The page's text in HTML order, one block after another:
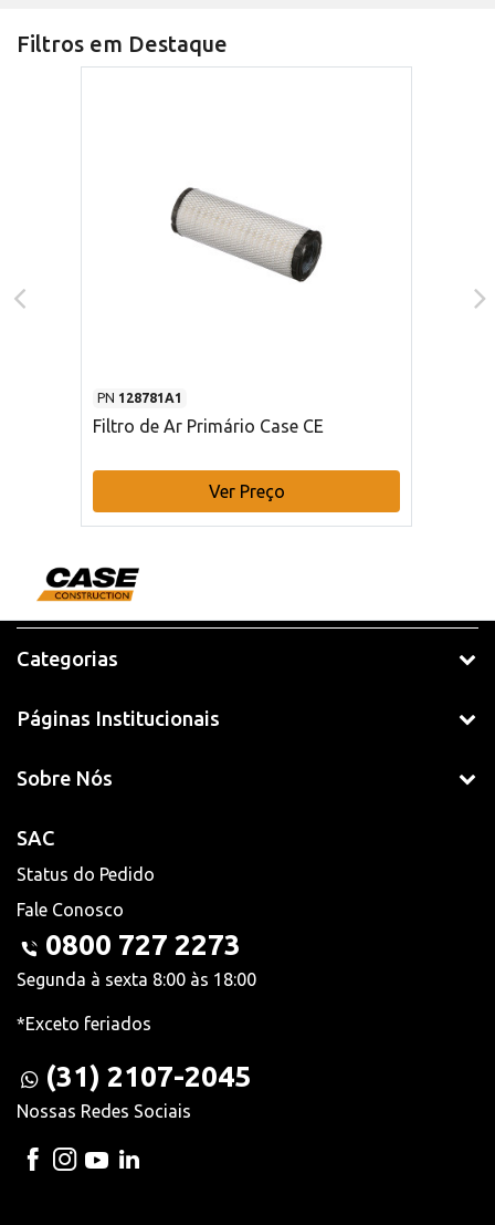
Filtros em Destaque
PN 128781A1
Filtro de Ar Primário Case CE
Ver Preço
Categorias
Páginas Institucionais
Sobre Nós
SAC
Status do Pedido
Fale Conosco
0800 727 2273
Segunda à sexta 8:00 às 18:00
*Exceto feriados
(31) 2107-2045
Nossas Redes Sociais